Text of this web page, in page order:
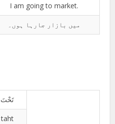
I am going to market.
میں بازار جارہا ہوں۔
تَحْتَ
taht